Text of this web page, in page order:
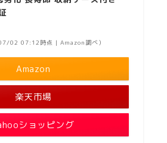
02 07:12時点 | Amazon調べ）
Amazon
楽天市場
ショッピング